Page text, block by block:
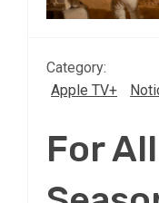
Category:
Apple TV+
For